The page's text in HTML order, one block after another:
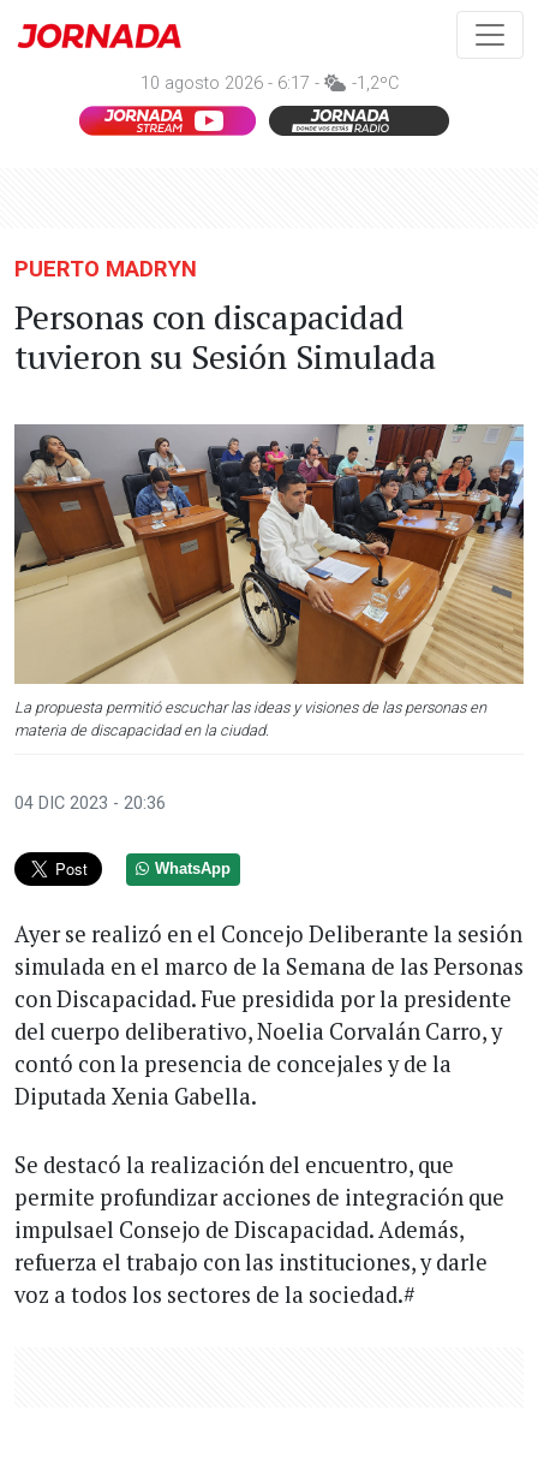
10 agosto 2026 - 6:17 - -1,2ºC
PUERTO MADRYN
Personas con discapacidad
tuvieron su Sesión Simulada
La propuesta permitió escuchar las ideas y visiones de las personas en
materia de discapacidad en la ciudad.
04 DIC 2023 - 20:36
WhatsApp
Ayer se realizó en el Concejo Deliberante la sesión
simulada en el marco de la Semana de las Personas
con Discapacidad. Fue presidida por la presidente
del cuerpo deliberativo, Noelia Corvalán Carro, y
contó con la presencia de concejales y de la
Diputada Xenia Gabella.
Se destacó la realización del encuentro, que
permite profundizar acciones de integración que
impulsael Consejo de Discapacidad. Además,
refuerza el trabajo con las instituciones, y darle
voz a todos los sectores de la sociedad.#